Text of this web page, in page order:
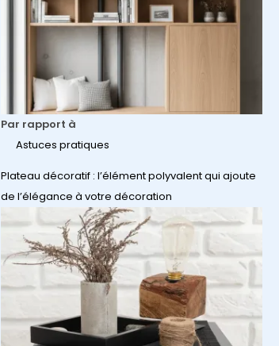
Par rapport à
Astuces pratiques
Plateau décoratif : l’élément polyvalent qui ajoute
de l’élégance à votre décoration